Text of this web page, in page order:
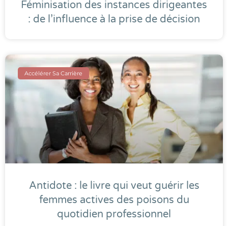
Féminisation des instances dirigeantes
: de l’influence à la prise de décision
Accélérer Sa Carrière
Antidote : le livre qui veut guérir les
femmes actives des poisons du
quotidien professionnel